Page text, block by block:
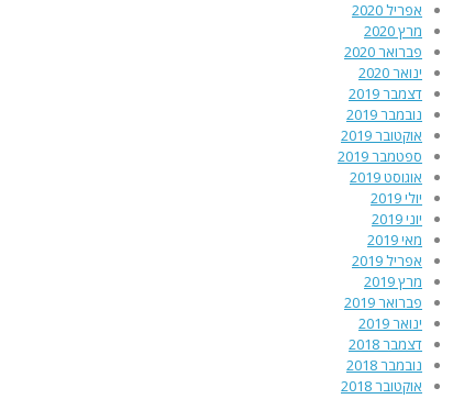
אפריל 2020
מרץ 2020
פברואר 2020
ינואר 2020
דצמבר 2019
נובמבר 2019
אוקטובר 2019
ספטמבר 2019
אוגוסט 2019
יולי 2019
יוני 2019
מאי 2019
אפריל 2019
מרץ 2019
פברואר 2019
ינואר 2019
דצמבר 2018
נובמבר 2018
אוקטובר 2018